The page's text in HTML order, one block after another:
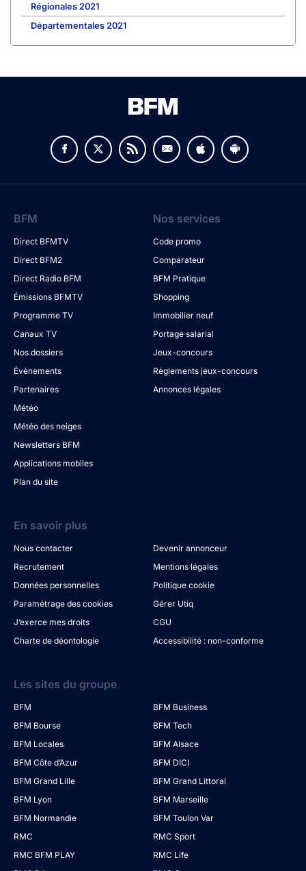
Régionales 2021
Départementales 2021
BFM
Direct BFMTV
Direct BFM2
Direct Radio BFM
Émissions BFMTV
Programme TV
Canaux TV
Nos dossiers
Évènements
Partenaires
Météo
Météo des neiges
Newsletters BFM
Applications mobiles
Plan du site
Nos services
Code promo
Comparateur
BFM Pratique
Shopping
Immobilier neuf
Portage salarial
Jeux-concours
Règlements jeux-concours
Annonces légales
En savoir plus
Nous contacter
Devenir annonceur
Recrutement
Mentions légales
Données personnelles
Politique cookie
Paramétrage des cookies
Gérer Utiq
J’exerce mes droits
CGU
Charte de déontologie
Accessibilité : non-conforme
Les sites du groupe
BFM
BFM Business
BFM Bourse
BFM Tech
BFM Locales
BFM Alsace
BFM Côte d’Azur
BFM DICI
BFM Grand Lille
BFM Grand Littoral
BFM Lyon
BFM Marseille
BFM Normandie
BFM Toulon Var
RMC
RMC Sport
RMC BFM PLAY
RMC Life